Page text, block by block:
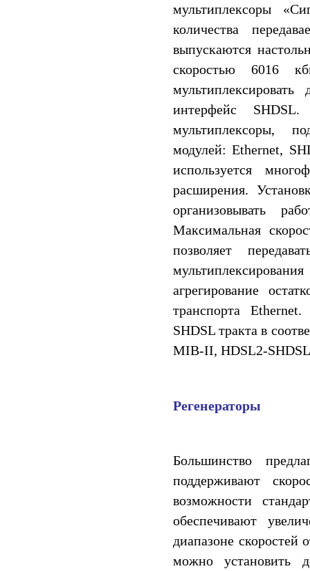
мультиплексоры
количества
выпускаются
скоростью 6016
интерфейс
мультиплексоры,
модулей: Ethernet,
используется
расширения.
организовывать
Максимальная
позволяет
агрегирование
транспорта
SHDSL тракта в
MIB-II, HDSL2-
Регенераторы
Большинство
поддерживают
возможности
обеспечивают
диапазоне
можно установить